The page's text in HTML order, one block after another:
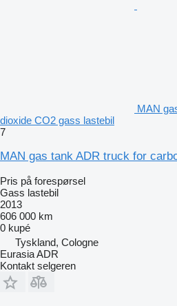
MAN
dioxide CO2 gass lastebil
7
MAN gas tank ADR truck for
Pris på forespørsel
Gass lastebil
2013
606 000 km
0 kupé
Tyskland, Cologne
Eurasia ADR
Kontakt selgeren